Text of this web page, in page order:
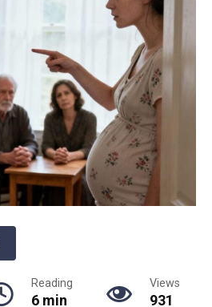
Reading
6 min
Views
931